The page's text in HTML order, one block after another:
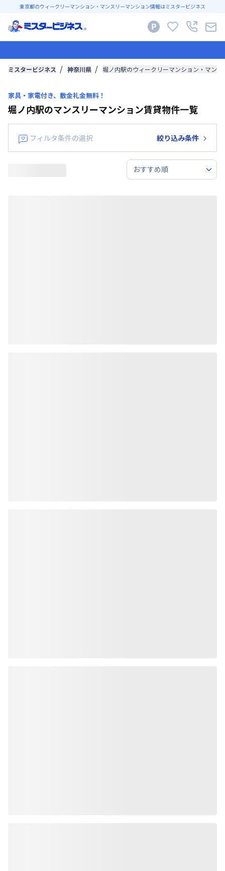
東京都のウィークリーマンション・マンスリーマンション情報はミスタービジネス
ミスタービジネス 神奈川県 堀ノ内駅のウィークリーマンション・マン
家具・家電付き、敷金礼金無料！
堀ノ内駅のマンスリーマンション賃貸物件一覧
フィルタ条件の選択 絞り込み条件